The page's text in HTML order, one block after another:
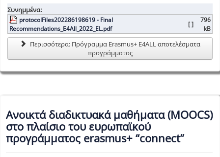
Συνημμένα:
protocolFiles202286198619 - Final
Recommendations_E4All_2022_EL.pdf
[ ]
796
kB
Περισσότερα: Πρόγραμμα Erasmus+ E4ALL αποτελέσματα
προγράμματος
Ανοικτά διαδικτυακά μαθήματα (ΜΟΟCS)
στο πλαίσιο του ευρωπαϊκού
προγράμματος erasmus+ “connect”